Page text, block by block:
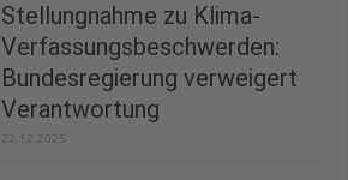
Stellungnahme zu Klima-
Verfassungsbeschwerden:
Bundesregierung verweigert
Verantwortung
22.12.2025